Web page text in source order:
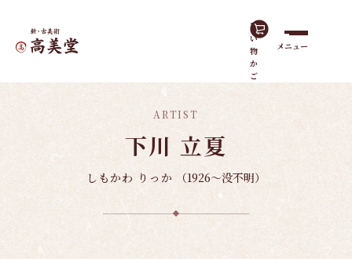
買
い
物
か
ご
メニュー
ホーム諸作家
ARTIST
下川 立夏
しもかわ りっか （1926～没不明）